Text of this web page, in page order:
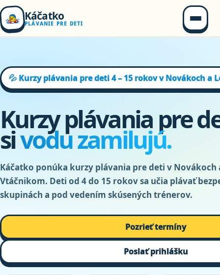
Káčatko
PLÁVANIE PRE DETI
💦 Kurzy plávania pre deti 4 – 15 rokov v Novákoch a
Kurzy plávania pre
sivodu zamilujú.
Káčatko ponúka kurzy plávania pre deti v Novákoch
Vtáčnikom. Deti od 4 do 15 rokov sa učia plávať
skupinách a pod vedením skúsených trénerov.
Pozrieť termíny
Poslať prihlášku